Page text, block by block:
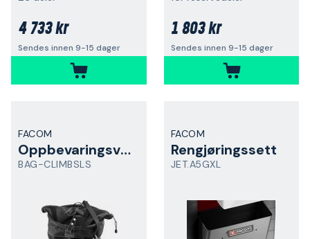
4 733 kr
Sendes innen 9-15 dager
1 803 kr
Sendes innen 9-15 dager
FACOM
Oppbevaringsveske
BAG-CLIMBSLS
FACOM
Rengjøringssett
JET.A5GXL